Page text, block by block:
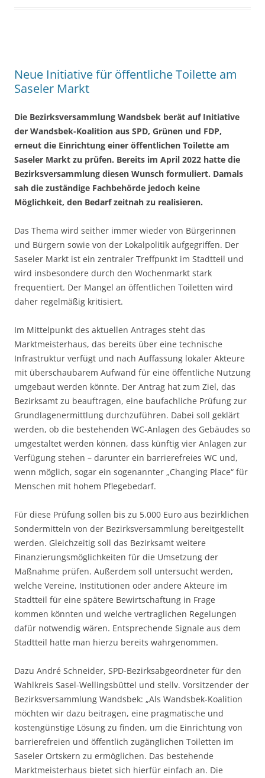
Neue Initiative für öffentliche Toilette am
Saseler Markt
Die Bezirksversammlung Wandsbek berät auf Initiative
der Wandsbek-Koalition aus SPD, Grünen und FDP,
erneut die Einrichtung einer öffentlichen Toilette am
Saseler Markt zu prüfen. Bereits im April 2022 hatte die
Bezirksversammlung diesen Wunsch formuliert. Damals
sah die zuständige Fachbehörde jedoch keine
Möglichkeit, den Bedarf zeitnah zu realisieren.
Das Thema wird seither immer wieder von Bürgerinnen
und Bürgern sowie von der Lokalpolitik aufgegriffen. Der
Saseler Markt ist ein zentraler Treffpunkt im Stadtteil und
wird insbesondere durch den Wochenmarkt stark
frequentiert. Der Mangel an öffentlichen Toiletten wird
daher regelmäßig kritisiert.
Im Mittelpunkt des aktuellen Antrages steht das
Marktmeisterhaus, das bereits über eine technische
Infrastruktur verfügt und nach Auffassung lokaler Akteure
mit überschaubarem Aufwand für eine öffentliche Nutzung
umgebaut werden könnte. Der Antrag hat zum Ziel, das
Bezirksamt zu beauftragen, eine baufachliche Prüfung zur
Grundlagenermittlung durchzuführen. Dabei soll geklärt
werden, ob die bestehenden WC-Anlagen des Gebäudes so
umgestaltet werden können, dass künftig vier Anlagen zur
Verfügung stehen – darunter ein barrierefreies WC und,
wenn möglich, sogar ein sogenannter „Changing Place“ für
Menschen mit hohem Pflegebedarf.
Für diese Prüfung sollen bis zu 5.000 Euro aus bezirklichen
Sondermitteln von der Bezirksversammlung bereitgestellt
werden. Gleichzeitig soll das Bezirksamt weitere
Finanzierungsmöglichkeiten für die Umsetzung der
Maßnahme prüfen. Außerdem soll untersucht werden,
welche Vereine, Institutionen oder andere Akteure im
Stadtteil für eine spätere Bewirtschaftung in Frage
kommen könnten und welche vertraglichen Regelungen
dafür notwendig wären. Entsprechende Signale aus dem
Stadtteil hatte man hierzu bereits wahrgenommen.
Dazu André Schneider, SPD-Bezirksabgeordneter für den
Wahlkreis Sasel-Wellingsbüttel und stellv. Vorsitzender der
Bezirksversammlung Wandsbek: „Als Wandsbek-Koalition
möchten wir dazu beitragen, eine pragmatische und
kostengünstige Lösung zu finden, um die Einrichtung von
barrierefreien und öffentlich zugänglichen Toiletten im
Saseler Ortskern zu ermöglichen. Das bestehende
Marktmeisterhaus bietet sich hierfür einfach an. Die